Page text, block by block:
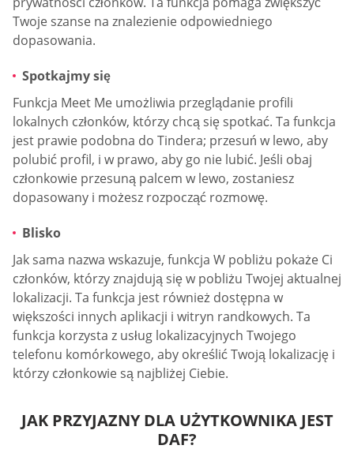
Twoje szanse na znalezienie odpowiedniego
dopasowania.
Spotkajmy się
Funkcja Meet Me umożliwia przeglądanie profili
lokalnych członków, którzy chcą się spotkać. Ta funkcja
jest prawie podobna do Tindera; przesuń w lewo, aby
polubić profil, i w prawo, aby go nie lubić. Jeśli obaj
członkowie przesuną palcem w lewo, zostaniesz
dopasowany i możesz rozpocząć rozmowę.
Blisko
Jak sama nazwa wskazuje, funkcja W pobliżu pokaże Ci
członków, którzy znajdują się w pobliżu Twojej aktualnej
lokalizacji. Ta funkcja jest również dostępna w
większości innych aplikacji i witryn randkowych. Ta
funkcja korzysta z usług lokalizacyjnych Twojego
telefonu komórkowego, aby określić Twoją lokalizację i
którzy członkowie są najbliżej Ciebie.
JAK PRZYJAZNY DLA UŻYTKOWNIKA JEST
DAF?